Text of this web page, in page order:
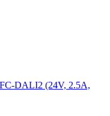
DALI2 (24V, 2.5A,